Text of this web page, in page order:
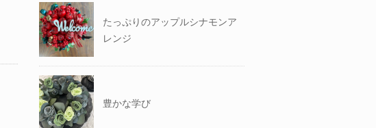
たっぷりのアップルシナモンア
レンジ
豊かな学び